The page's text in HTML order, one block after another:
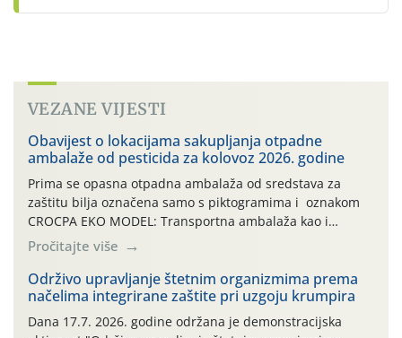
VEZANE VIJESTI
Obavijest o lokacijama sakupljanja otpadne
ambalaže od pesticida za kolovoz 2026. godine
Prima se opasna otpadna ambalaža od sredstava za
zaštitu bilja označena samo s piktogramima i oznakom
CROCPA EKO MODEL: Transportna ambalaža kao i
ambalaža drugih proizvoda koji nisu sredstva za zaštitu
bilja (npr. ambalaža od mineralnih gnojiva,) se ne
prihvaća. Korisnicima je osiguran besplatni povrat
prazne ambalaže isključivo ovih tvrtki: AGROCHEM-MAKS,
AGRONOM, ALBAUGH TKI* (PINUS […]
Pročitajte više
Održivo upravljanje štetnim organizmima prema
načelima integrirane zaštite pri uzgoju krumpira
Dana 17.7. 2026. godine održana je demonstracijska